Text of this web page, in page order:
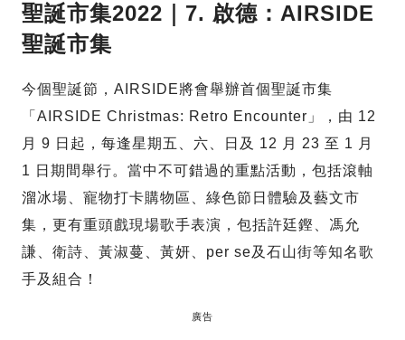
聖誕市集2022｜7. 啟德：AIRSIDE
聖誕市集
今個聖誕節，AIRSIDE將會舉辦首個聖誕市集
「AIRSIDE Christmas: Retro Encounter」，由 12
月 9 日起，每逢星期五、六、日及 12 月 23 至 1 月
1 日期間舉行。當中不可錯過的重點活動，包括滾軸
溜冰場、寵物打卡購物區、綠色節日體驗及藝文市
集，更有重頭戲現場歌手表演，包括許廷鏗、馮允
謙、衛詩、黃淑蔓、黃妍、per se及石山街等知名歌
手及組合！
廣告